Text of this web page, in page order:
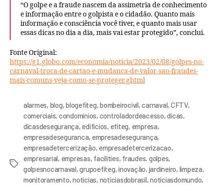
“O golpe e a fraude nascem da assimetria de conhecimento
e informação entre o golpista e o cidadão. Quanto mais
informação e consciência você tiver, e quanto mais usar
essas dicas no dia a dia, mais vai estar protegido”, conclui.
Fonte Original:
https://g1.globo.com/economia/noticia/2023/02/08/golpes-no-
carnaval-troca-de-cartao-e-mudanca-de-valor-sao-fraudes-
mais-comuns-veja-como-se-proteger.ghtml
alarmes, blog,blogefiteg,bombeirocivil,carnaval, CFTV,
comerciais, condominios, controladordeacesso,dicas,
dicasdesegurança, edificios, efiteg, empresa,
empresadeseguranca, empresadesegurança,
empresadetercerização, empresadetercerizacao,
empresarial, empresas, facilities, fraudes, golpes,
golpesnocarnaval,grupoefiteg,inovação, jardineiro, limpeza,
monitoramento,noticias, noticiasdobrasil,noticiasdomundo,